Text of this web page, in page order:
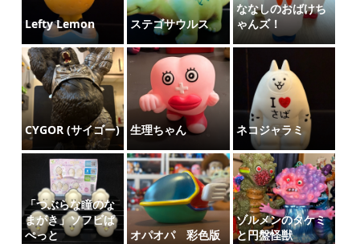
Lefty Lemon ステゴサウルス
ななしのおばけち
ゃんズ！
CYGOR (サイゴー) 生理ちゃん ネコジャラミ
「つぶらな瞳のな
まがき」ソフビぱ
ぺっと
オパオパ 彩色版
ゾルメンのタケミ
と円盤怪獣